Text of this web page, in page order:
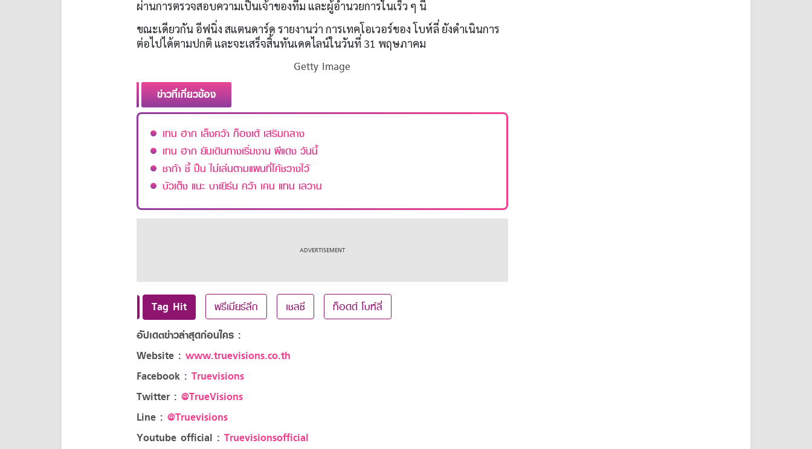
ผ่านการตรวจสอบความเป็นเจ้าของทีม และผู้อำนวยการในเร็ว ๆ นี้
ขณะเดียวกัน อีฟนิ่ง สแตนดาร์ด รายงานว่า การเทคโอเวอร์ของ โบห์ลี่ ยังดำเนินการ
ต่อไปได้ตามปกติ และจะเสร็จสิ้นทันเดดไลน์ในวันที่ 31 พฤษภาคม
Getty Image
ข่าวที่เกี่ยวข้อง
เทน ฮาก เล็งคว้า ก็องเต้ เสริมกลาง
เทน ฮาก ยันเดินทางเริ่มงาน ผีแดง วันนี้
ชาก้า ชี้ ปืน ไม่เล่นตามแผนที่โค้ชวางไว้
บัวเต็ง แนะ บาเยิร์น คว้า เคน แทน เลวาน
Tag Hit พรีเมียร์ลีก เชลซี ท็อดด์ โบห์ลี่
อัปเดตข่าวล่าสุดก่อนใคร :
Website : www.truevisions.co.th
Facebook : Truevisions
Twitter : @TrueVisions
Line : @Truevisions
Youtube official : Truevisionsofficial